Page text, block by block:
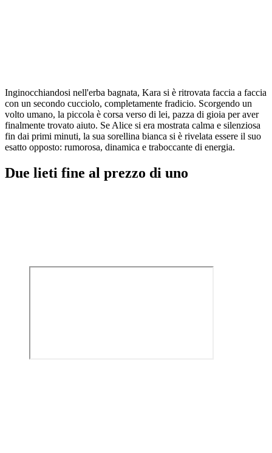
Inginocchiandosi nell'erba bagnata, Kara si è ritrovata faccia a faccia
con un secondo cucciolo, completamente fradicio. Scorgendo un
volto umano, la piccola è corsa verso di lei, pazza di gioia per aver
finalmente trovato aiuto. Se Alice si era mostrata calma e silenziosa
fin dai primi minuti, la sua sorellina bianca si è rivelata essere il suo
esatto opposto: rumorosa, dinamica e traboccante di energia.
Due lieti fine al prezzo di uno